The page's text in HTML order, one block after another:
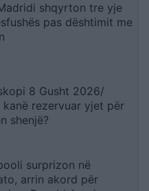
shqyrton tre yje
pas dështimit me
8 Gusht 2026/
kanë rezervuar yjet për
shenjë?
surprizon në
arrin akord për